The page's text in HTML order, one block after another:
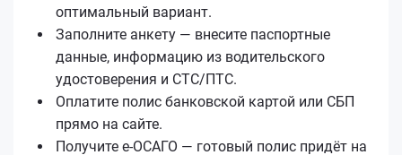
оптимальный вариант.
Заполните анкету — внесите паспортные
данные, информацию из водительского
удостоверения и СТС/ПТС.
Оплатите полис банковской картой или СБП
прямо на сайте.
Получите е‑ОСАГО — готовый полис придёт на